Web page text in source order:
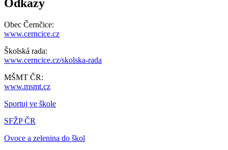
Odkazy
Obec Černčice:
www.cerncice.cz
Školská rada:
www.cerncice.cz/skolska-rada
MŠMT ČR:
www.msmt.cz
Sportuj ve škole
SFŽP ČR
Ovoce a zelenina do škol